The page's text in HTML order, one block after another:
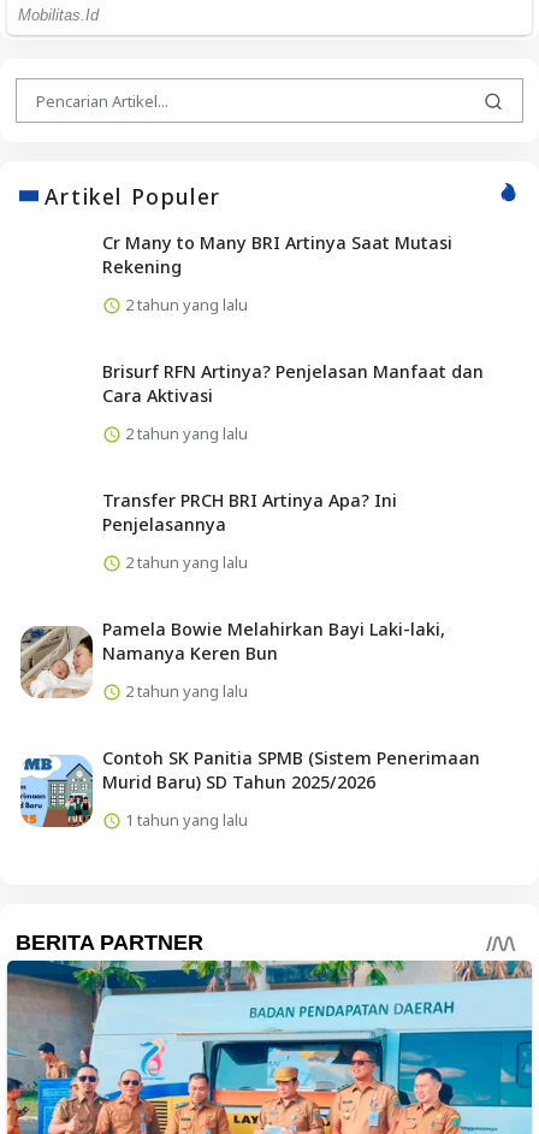
Artikel Populer
Cr Many to Many BRI Artinya Saat Mutasi
Rekening
2 tahun yang lalu
Brisurf RFN Artinya? Penjelasan Manfaat dan
Cara Aktivasi
2 tahun yang lalu
Transfer PRCH BRI Artinya Apa? Ini
Penjelasannya
2 tahun yang lalu
Pamela Bowie Melahirkan Bayi Laki-laki,
Namanya Keren Bun
2 tahun yang lalu
Contoh SK Panitia SPMB (Sistem Penerimaan
Murid Baru) SD Tahun 2025/2026
1 tahun yang lalu